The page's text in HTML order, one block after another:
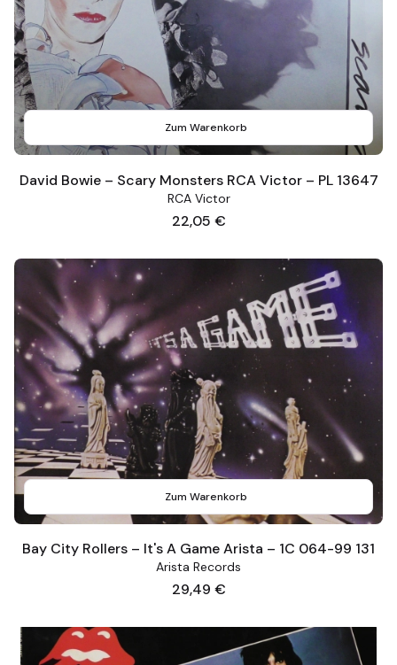
Zum Warenkorb
David Bowie – Scary Monsters RCA Victor – PL 13647
RCA Victor
Preis
22,05 €
Zum Warenkorb
Bay City Rollers – It's A Game Arista – 1C 064-99 131
Arista Records
Preis
29,49 €